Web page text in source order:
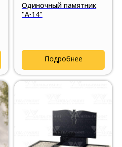
Одиночный памятник
"А-14"
Подробнее